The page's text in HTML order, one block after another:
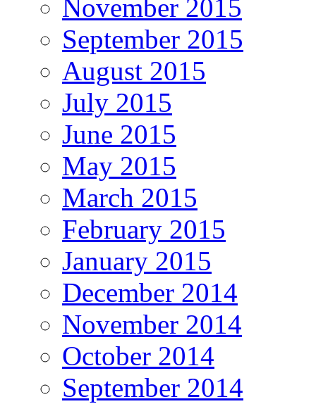
November 2015
September 2015
August 2015
July 2015
June 2015
May 2015
March 2015
February 2015
January 2015
December 2014
November 2014
October 2014
September 2014